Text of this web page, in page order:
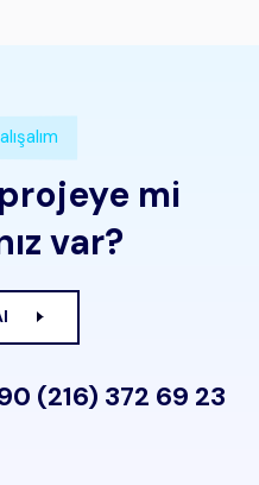
mi
var?
(216) 372 69 23